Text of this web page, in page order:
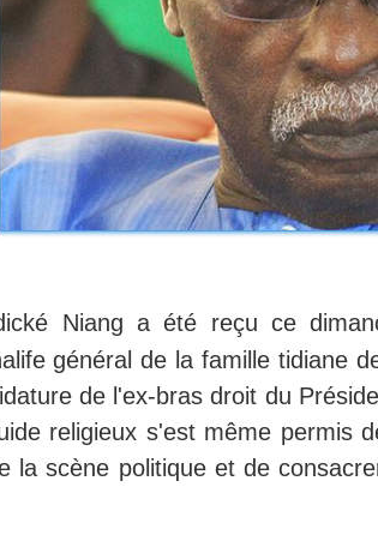
Niang a été reçu ce
général de la famille tidiane
de l'ex-bras droit du
religieux s'est même permis
la scène politique et de